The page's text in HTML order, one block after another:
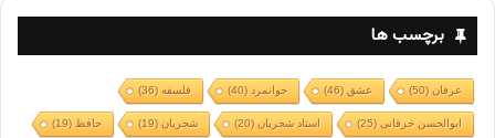
برچسب ها
عرفان(50) عشق(46) جوانمرد(40) فلسفه(36)
ابوالحسن خرقانی(25) استاد شجریان(20) شجریان(19) حافظ(19)